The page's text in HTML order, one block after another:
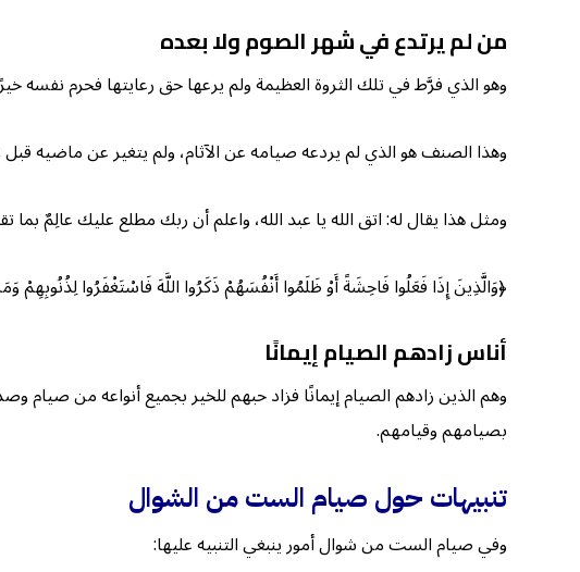
من لم يرتدع في شهر الصوم ولا بعده
وهو الذي فرَّط في تلك الثروة العظيمة ولم يرعها حق رعايتها فحرم نفسه
وهذا الصنف هو الذي لم يردعه صيامه عن الآثام، ولم يتغير عن ماضيه
ومثل هذا يقال له: اتق الله يا عبد الله، واعلم أن ربك مطلع عليك عالِمٌ
﴿وَالَّذِينَ إِذَا فَعَلُوا فَاحِشَةً أَوْ ظَلَمُوا أَنْفُسَهُمْ ذَكَرُوا اللَّهَ فَاسْتَغْفَرُوا
أناسزادهمالصيام إيمانًا
وهم الذين زادهم الصيام إيمانًا فزاد حبهم للخير بجميع أنواعه من صيام
بصيامهم وقيامهم.
تنبيهات حول صيام الست من الشوال
وفي صيام الست من شوال أمور ينبغي التنبيه عليها: